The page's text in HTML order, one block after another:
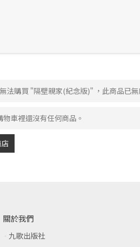
法購買 "隔壁親家(紀念版)" ，此商品已無
物車裡還沒有任何商品。
關於我們
九歌出版社